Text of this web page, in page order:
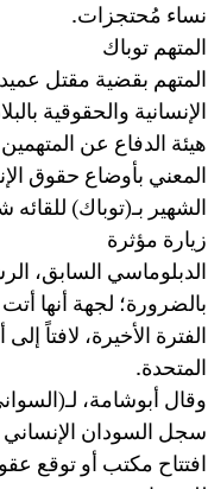
نساء مُحتجزات.
المتهم توباك
المتهم بقضية مقتل
الإنسانية والحقوقية
هيئة الدفاع عن المتهمين
المعني بأوضاع حقوق
الشهير بـ(توباك)
زيارة مؤثرة
الدبلوماسي السابق،
بالضرورة؛ لجهة أنها
الفترة الأخيرة، لافتاً
المتحدة.
وقال أبوشامة،
سجل السودان الإنساني
افتتاح مكتب أو توقع